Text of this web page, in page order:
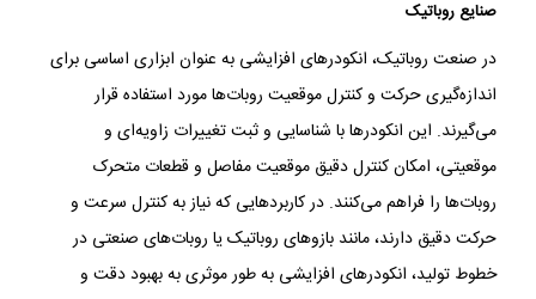
صنایع روباتیک
در صنعت روباتیک، انکودرهای افزایشی به عنوان ابزاری اساسی برای
اندازه‌گیری حرکت و کنترل موقعیت روبات‌ها مورد استفاده قرار
می‌گیرند. این انکودرها با شناسایی و ثبت تغییرات زاویه‌ای و
موقعیتی، امکان کنترل دقیق موقعیت مفاصل و قطعات متحرک
روبات‌ها را فراهم می‌کنند. در کاربردهایی که نیاز به کنترل سرعت و
حرکت دقیق دارند، مانند بازوهای روباتیک یا روبات‌های صنعتی در
خطوط تولید، انکودرهای افزایشی به طور موثری به بهبود دقت و